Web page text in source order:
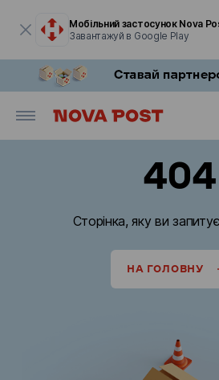
Мобільний застосунок Nova
Завантажуй в Google Play
404
Сторінка, яку ви
НА ГОЛОВНУ